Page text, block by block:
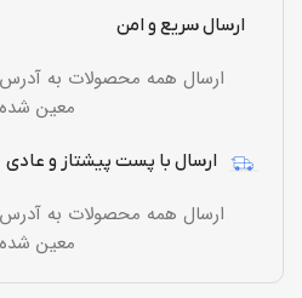
ارسال سریع و امن
ارسال همه محصولات به آدرس
معین شده
ارسال با پست پیشتاز و عادی
ارسال همه محصولات به آدرس
معین شده